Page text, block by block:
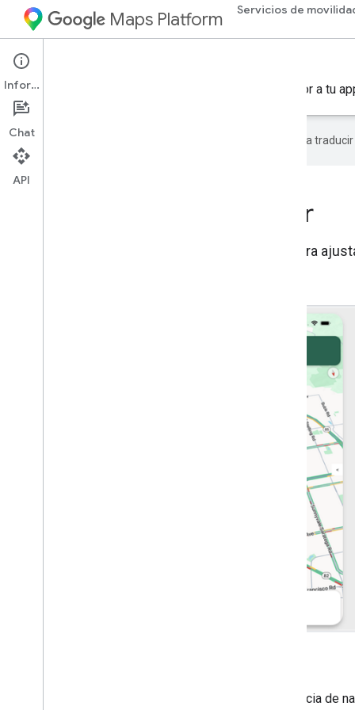
Maps Platform Servicios de
Mobility Services
Integra el enrutamiento y la navegación del conductor a tu
Google utiliza tecnología de IA para
Experiencia del conductor
Usa el SDK de Navigation y el SDK de Driver para
Usa el SDK de Navigation para crear una experiencia de
Información
Chat
API